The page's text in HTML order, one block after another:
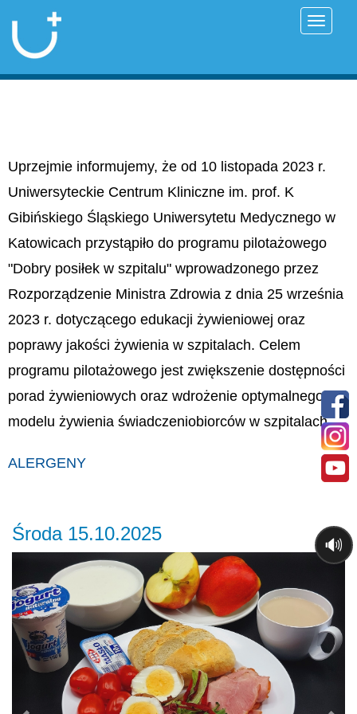
Uprzejmie informujemy, że od 10 listopada 2023 r.
Uniwersyteckie Centrum Kliniczne im. prof. K
Gibińskiego Śląskiego Uniwersytetu Medycznego w
Katowicach przystąpiło do programu pilotażowego
"Dobry posiłek w szpitalu" wprowadzonego przez
Rozporządzenie Ministra Zdrowia z dnia 25 września
2023 r. dotyczącego edukacji żywieniowej oraz
poprawy jakości żywienia w szpitalach. Celem
programu pilotażowego jest zwiększenie dostępności
porad żywieniowych oraz wdrożenie optymalnego
modelu żywienia świadczeniobiorców w szpitalach.
ALERGENY
Środa 15.10.2025
Previous
🔊